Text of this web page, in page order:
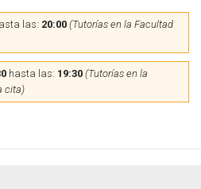
las: 20:00 (Tutorías en la Facultad
hasta las: 19:30 (Tutorías en la
cita)